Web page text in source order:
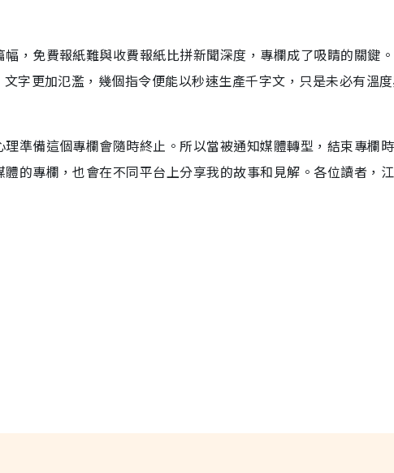
，免費報紙難與收費報紙比拼新聞深度，專欄成了吸睛的關鍵
字更加氾濫，幾個指令便能以秒速生產千字文，只是未必有溫
準備這個專欄會隨時終止。所以當被通知媒體轉型，結束專欄
的專欄，也會在不同平台上分享我的故事和見解。各位讀者，